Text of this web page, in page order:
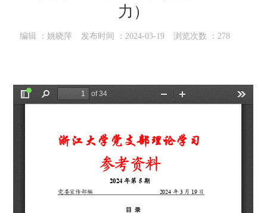
力）
编辑 ： 姚晓萍 发布时间 ： 2024-03-19 浏览次数 ： 278